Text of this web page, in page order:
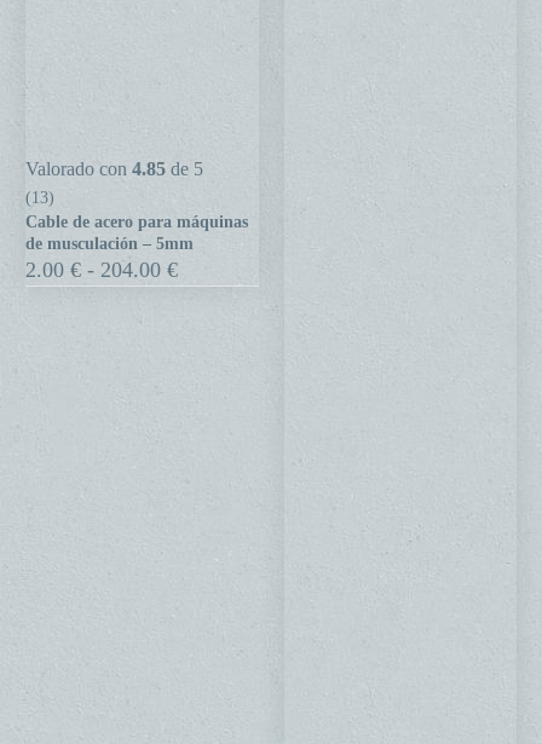
Cable
de
acero
para
máquinas
Valorado con 4.85 de 5
(13)
Cable de acero para máquinas
de musculación – 5mm
2.00 € - 204.00 €Rango
de